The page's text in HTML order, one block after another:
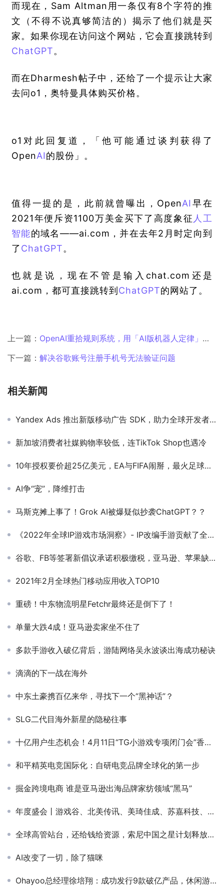
而现在，Sam Altman用一条仅有8个字符的推
文（不得不说真够简洁的）揭示了他们就是买
家。如果你现在访问这个网站，它会直接跳转到
ChatGPT。
而在Dharmesh帖子中，还给了一个提示让大家
去问o1，奥特曼具体购买价格。
o1对此回复道，「他可能通过谈判获得了
OpenAI的股份」。
值得一提的是，此前就曾曝出，OpenAI早在
2021年便斥资1100万美金买下了高度象征 人工
智能的域名——ai.com，并在去年2月时定向到
了ChatGPT。
也就是说，现在不管是输入chat.com还是
ai.com，都可直接跳转到 ChatGPT的网站了。
上一篇： OpenAI重拾规则系统，用「AI版机器人定律」守护大模型安全
下一篇： 解决谷歌账号注册手机号无法验证问题
相关新闻
Yandex Ads 推出新版移动广告 SDK，助力全球开发者提升应用变现能力
新加坡消费者社媒购物率较低，连TikTok Shop也遇冷
10年授权要价超25亿美元，EA与FIFA闹掰，最火足球游戏如何续命？
AI争“宠”，降维打击
马斯克摊上事了！Grok AI被爆疑似抄袭ChatGPT？？
《2022年全球IP游戏市场洞察》- IP改编手游贡献了全球畅销手游收入的24%
谷歌、FB等签署新倡议承诺积极缴税，亚马逊、苹果缺席
2021年2月全球热门移动应用收入TOP10
重磅！中东物流明星Fetchr最终还是倒下了！
单量大跌4成！亚马逊卖家坐不住了
多款手游收入破亿背后，游陆网络吴永波谈出海成功秘诀
滴滴的下一战在海外
中东土豪携百亿来华，寻找下一个“黑神话”？
SLG二代目海外新星的隐秘往事
十亿用户生态机会！4月11日“TG小游戏专项闭门会”香港报名开始啦
和平精英电竞国际化：自研电竞品牌全球化的第一步
掘金跨境电商 谁是亚马逊出海品牌家纺领域“黑马”
年度盛会丨游戏谷、北美传讯、美琦佳成、苏嘉科技、Emerging Vision 等多家公司CEO确认参加2022GICC大会
全球高管站台，还给钱给资源，索尼中国之星计划释放了重磅信号
AI改变了一切，除了猫咪
Ohayoo总经理徐培翔：成功发行9款破亿产品，休闲游戏市场300-500亿规模